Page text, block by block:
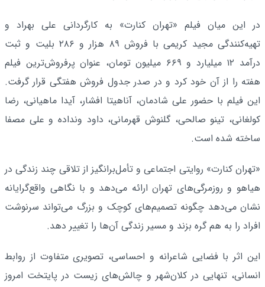
در این میان فیلم «تهران کنارت» به کارگردانی علی بهراد و
تهیه‌کنندگی مجید کریمی با فروش ۸۹ هزار و ۲۸۶ بلیت و ثبت
درآمد ۱۲ میلیارد و ۶۶۹ میلیون تومان، عنوان پرفروش‌ترین فیلم
هفته را از آن خود کرد و در صدر جدول فروش هفتگی قرار گرفت.
این فیلم با حضور علی شادمان، آناهیتا افشار، آیدا ماهیانی، رضا
کولغانی، تینو صالحی، گلنوش قهرمانی، داود ونداده و علی مصفا
ساخته شده است.
«تهران کنارت» روایتی اجتماعی و تأمل‌برانگیز از تلاقی چند زندگی در
هیاهو و روزمرگی‌های تهران ارائه می‌دهد و با نگاهی واقع‌گرایانه
نشان می‌دهد چگونه تصمیم‌های کوچک و بزرگ می‌تواند سرنوشت
افراد را به هم گره بزند و مسیر زندگی آن‌ها را تغییر دهد.
این اثر با فضایی شاعرانه و احساسی، تصویری متفاوت از روابط
انسانی، تنهایی در کلان‌شهر و چالش‌های زیست در پایتخت امروز